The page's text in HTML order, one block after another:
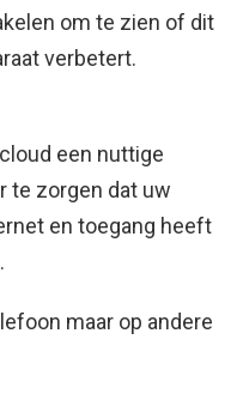
om te zien of dit
verbetert.
een nuttige
te zorgen dat uw
en toegang heeft
maar op andere